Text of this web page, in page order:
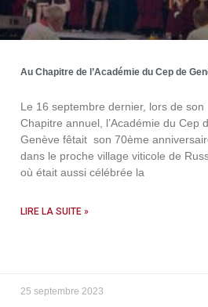
Au Chapitre de l’Académie du Cep de
Le 16 septembre dernier, lors de son
Chapitre annuel, l’Académie du Cep
Genève fêtait son 70ème
dans le proche village viticole de
où était aussi célébrée la
LIRE LA SUITE »
25 septembre 2023